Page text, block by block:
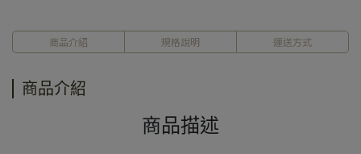
商品介紹 規格說明 運送方式
商品介紹
商品描述